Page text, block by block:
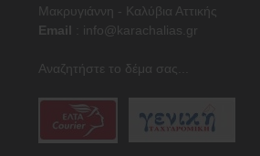
Μακρυγιάννη - Καλύβια Αττικής
Email
info@karachalias.gr
Αναζητήστε το δέμα σας...